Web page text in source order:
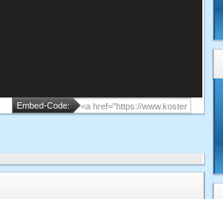
Embed-Code: